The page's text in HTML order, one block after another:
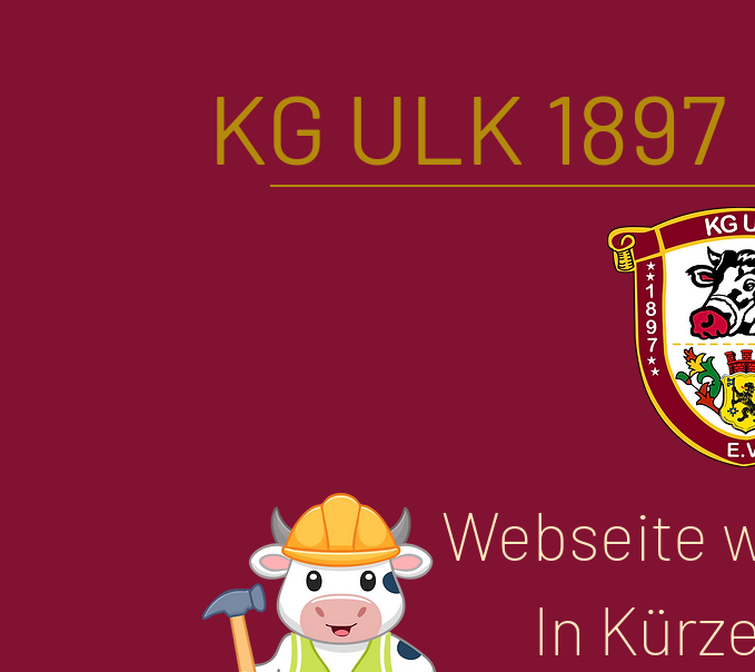
KG ULK
Webseite
In